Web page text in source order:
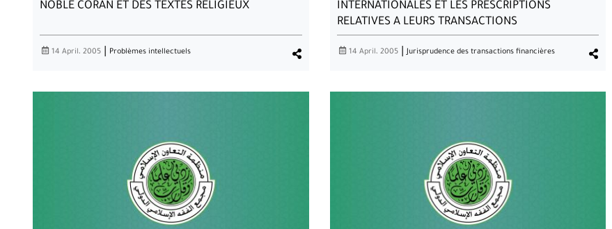
NOBLE CORAN ET DES TEXTES RELIGIEUX
14 April، 2005| Problèmes intellectuels
INTERNATIONALES ET LES PRESCRIPTIONS
RELATIVES A LEURS TRANSACTIONS
14 April، 2005| Jurisprudence des transactions financières
CONCERNANT L’ASSURANCE MÉDICALE